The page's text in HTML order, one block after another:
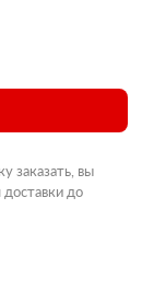
заказать, вы
до